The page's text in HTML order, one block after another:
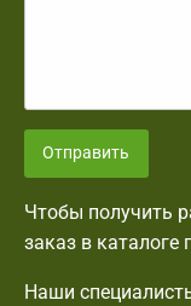
Отправить
Чтобы получить
заказ в каталоге
Наши